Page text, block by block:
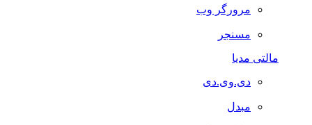
مرورگر وب
مسنجر
مالتی مدیا
دی.وی.دی
مبدل